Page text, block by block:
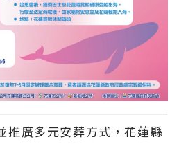
推廣多元安葬方式，花蓮縣